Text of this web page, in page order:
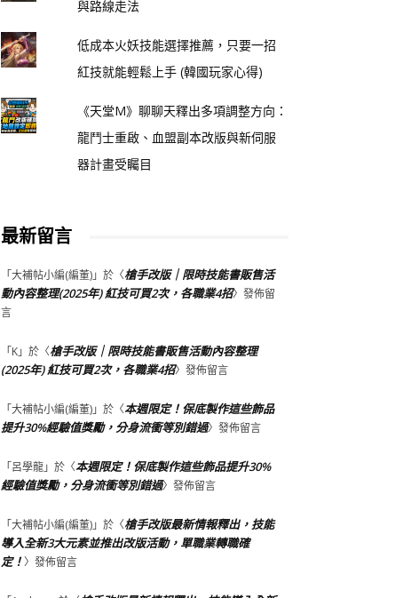
與路線走法
低成本火妖技能選擇推薦，只要一招
紅技就能輕鬆上手 (韓國玩家心得)
《天堂M》聊聊天釋出多項調整方向：
龍鬥士重啟、血盟副本改版與新伺服
器計畫受矚目
最新留言
「大補帖小編(編董)」於〈槍手改版｜限時技能書販售活
動內容整理(2025年) 紅技可買2次，各職業4招〉發佈留
言
「K」於〈槍手改版｜限時技能書販售活動內容整理
(2025年) 紅技可買2次，各職業4招〉發佈留言
「大補帖小編(編董)」於〈本週限定！保底製作這些飾品
提升30%經驗值獎勵，分身流衝等別錯過〉發佈留言
「呂學龍」於〈本週限定！保底製作這些飾品提升30%
經驗值獎勵，分身流衝等別錯過〉發佈留言
「大補帖小編(編董)」於〈槍手改版最新情報釋出，技能
導入全新3大元素並推出改版活動，單職業轉職確
定！〉發佈留言